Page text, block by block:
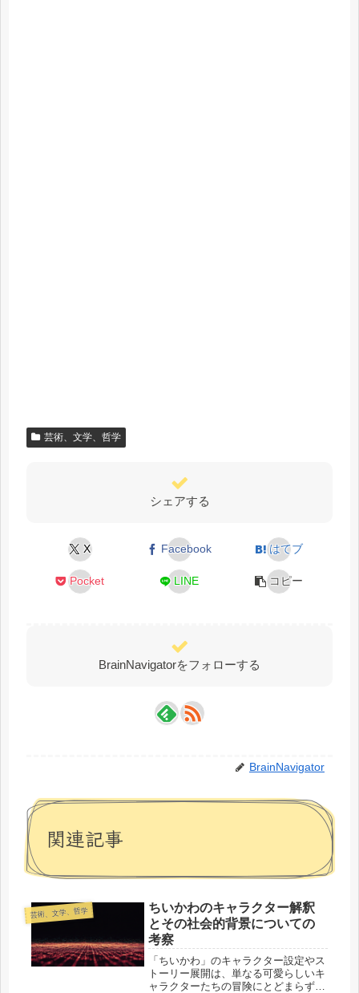
芸術、文学、哲学
シェアする
X Facebook はてブ
Pocket LINE コピー
BrainNavigatorをフォローする
BrainNavigator
関連記事
芸術、文学、哲学
ちいかわのキャラクター解釈
とその社会的背景についての
考察
「ちいかわ」のキャラクター設定やス
トーリー展開は、単なる可愛らしいキ
ャラクターたちの冒険にとどまらず、